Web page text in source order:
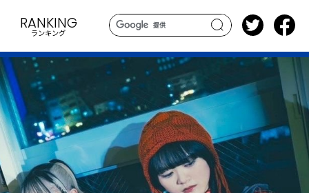
search
RANKING
ランキング